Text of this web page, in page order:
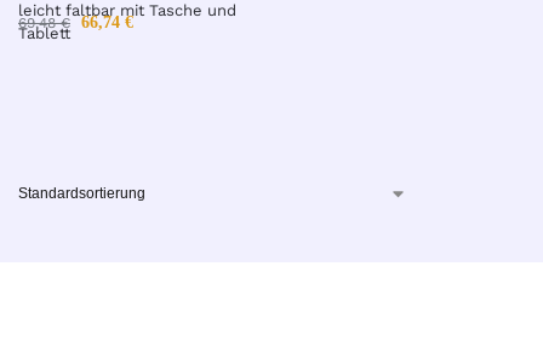
leicht faltbar mit Tasche und
Tablett
69,48€ 66,74 €